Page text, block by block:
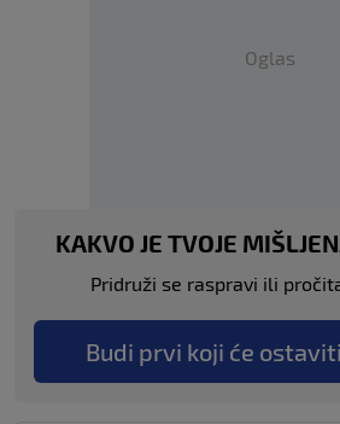
Oglas
KAKVO JE TVOJE
Pridruži se raspravi ili
Budi prvi koji će